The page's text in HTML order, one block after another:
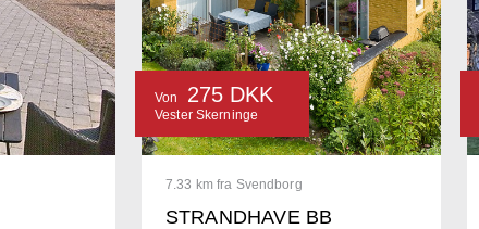
7.33 km fra Svendborg
STRANDHAVE BB
Von 275 DKK
Vester Skerninge